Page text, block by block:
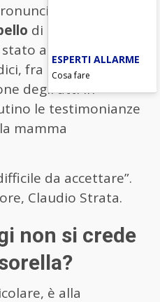
dalla
di Torino. In
assolto per
fra l’altro, hanno
degli atti in
le testimonianze
mamma
da accettare”.
Claudio Strata.
non si crede
è alla
ESPERTI ALLARME
Cosa fare